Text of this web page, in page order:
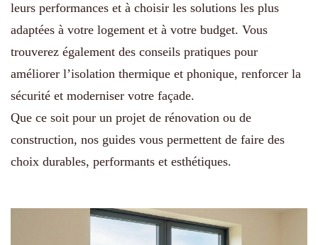
leurs performances et à choisir les solutions les plus
adaptées à votre logement et à votre budget. Vous
trouverez également des conseils pratiques pour
améliorer l’isolation thermique et phonique, renforcer la
sécurité et moderniser votre façade.
Que ce soit pour un projet de rénovation ou de
construction, nos guides vous permettent de faire des
choix durables, performants et esthétiques.